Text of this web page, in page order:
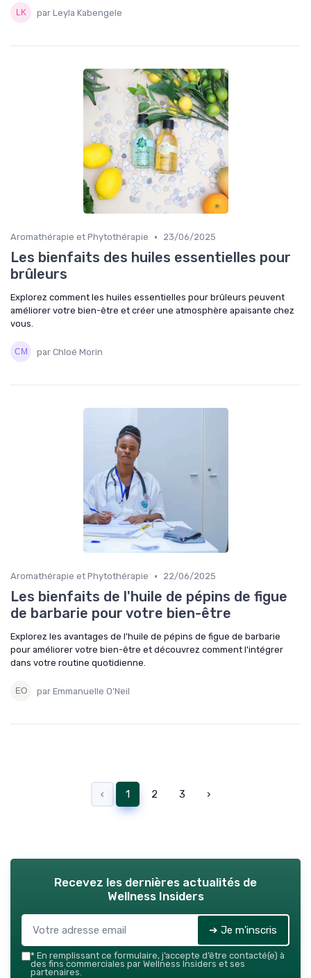
par Leyla Kabengele
Aromathérapie et Phytothérapie • 23/06/2025
Les bienfaits des huiles essentielles pour
brûleurs
Explorez comment les huiles essentielles pour brûleurs peuvent
améliorer votre bien-être et créer une atmosphère apaisante chez
vous.
par Chloé Morin
Aromathérapie et Phytothérapie • 22/06/2025
Les bienfaits de l'huile de pépins de figue
de barbarie pour votre bien-être
Explorez les avantages de l'huile de pépins de figue de barbarie
pour améliorer votre bien-être et découvrez comment l'intégrer
dans votre routine quotidienne.
par Emmanuelle O'Neil
‹ 1 2 3 ›
Recevez les dernières actualités de
Wellness Insiders
➔ Je m'inscris
* En remplissant ce formulaire, j’accepte d’être contacté(e) à
des fins commerciales par Wellness Insiders et ses
partenaires.